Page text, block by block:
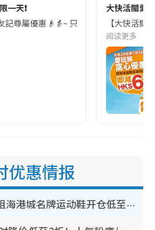
一天❗
記尊屬優惠👴👵~ 只要出示長者咭､樂
大快活關愛
【大快活
阅读更多
优惠情报
开仓优惠 | 尖沙咀海港城名牌运动鞋开仓低至1折！On鞋$899起/Joy&Peace鞋履$98起